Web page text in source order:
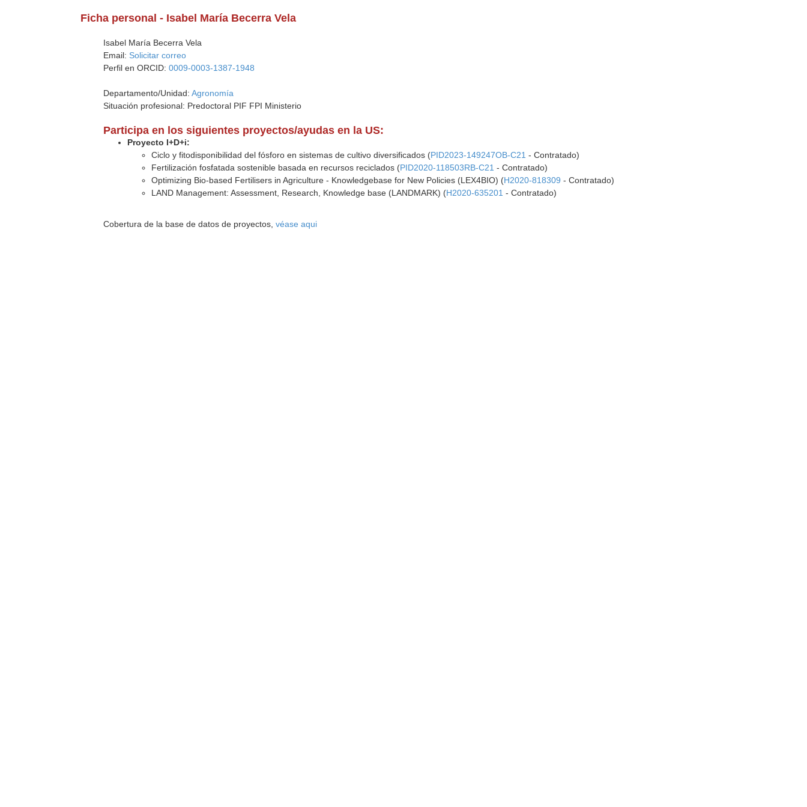
Ficha personal - Isabel María Becerra Vela
Isabel María Becerra Vela
Email: Solicitar correo
Perfil en ORCID:0009-0003-1387-1948
Departamento/Unidad:Agronomía
Situación profesional: Predoctoral PIF FPI Ministerio
Participa en los siguientes proyectos/ayudas en la US:
Proyecto I+D+i:
Ciclo y fitodisponibilidad del fósforo en sistemas de cultivo diversificados (PID2023-149247OB-C21 - Contratado)
Fertilización fosfatada sostenible basada en recursos reciclados (PID2020-118503RB-C21 - Contratado)
Optimizing Bio-based Fertilisers in Agriculture - Knowledgebase for New Policies (LEX4BIO) (H2020-818309 - Contratado)
LAND Management: Assessment, Research, Knowledge base (LANDMARK) (H2020-635201 - Contratado)
Cobertura de la base de datos de proyectos,véase aqui